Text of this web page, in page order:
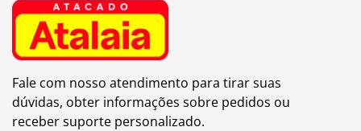
Fale com nosso atendimento para tirar suas
dúvidas, obter informações sobre pedidos ou
receber suporte personalizado.